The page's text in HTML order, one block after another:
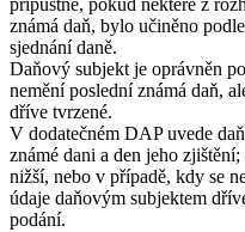
přípustné, pokud některé z
známá daň, bylo učiněno
sjednání daně.
Daňový subjekt je oprávněn
nemění poslední známá daň,
dříve tvrzené.
V dodatečném DAP uvede
známé dani a den jeho
nižší, nebo v případě, kdy se
údaje daňovým subjektem
podání.